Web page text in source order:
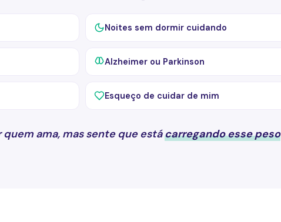
Noites sem dormir cuidando
Alzheimer ou Parkinson
Esqueço de cuidar de mim
ama, mas sente que estácarregando esse peso